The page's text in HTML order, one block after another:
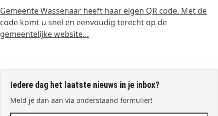
Gemeente Wassenaar heeft haar eigen QR code. Met de
code komt u snel en eenvoudig terecht op de
gemeentelijke website…
Iedere dag het laatste nieuws in je inbox?
Meld je dan aan via onderstaand formulier!